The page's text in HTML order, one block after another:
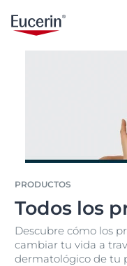
PRODUCTOS
Todos los
Descubre cómo los
cambiar tu vida a
dermatológico de tu